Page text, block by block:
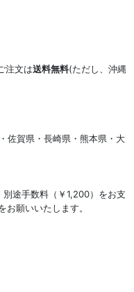
注文は送料無料(ただし、沖縄
佐賀県・長崎県・熊本県・大
途手数料（￥1,200）をお支
願いいたします。